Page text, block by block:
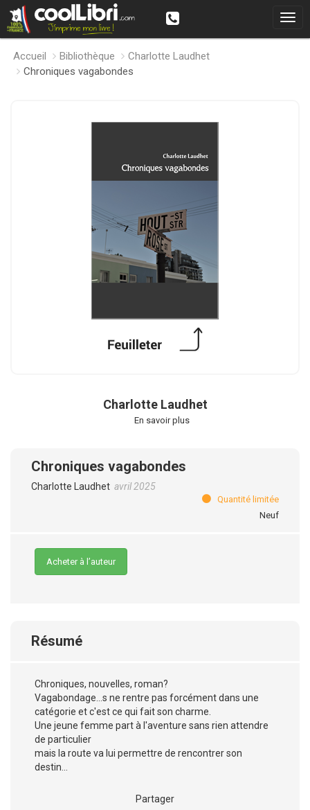
Accueil Bibliothèque
Charlotte Laudhet
Chroniques vagabondes
Charlotte Laudhet
En savoir plus
Chroniques vagabondes
Charlotte Laudhet avril 2025
Quantité limitée
Neuf
Acheter à l’auteur
Résumé
Chroniques, nouvelles, roman?
Vagabondage...s ne rentre pas forcément dans une
catégorie et c'est ce qui fait son charme.
Une jeune femme part à l'aventure sans rien attendre
de particulier
mais la route va lui permettre de rencontrer son
destin...
Partager